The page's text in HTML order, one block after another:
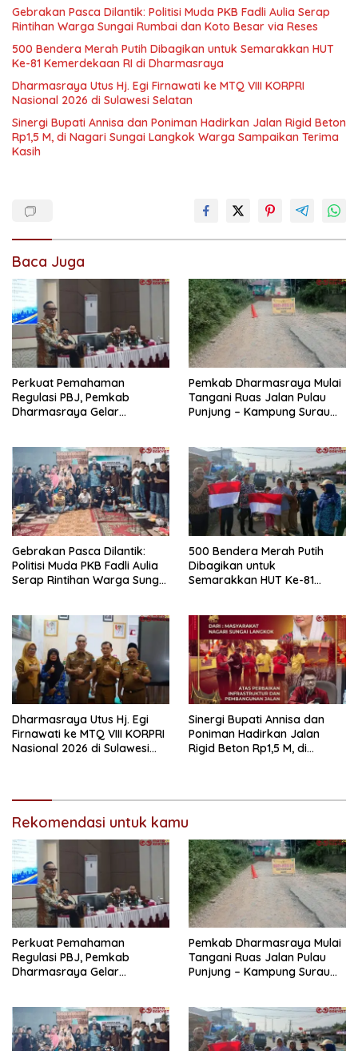
Gebrakan Pasca Dilantik: Politisi Muda PKB Fadli Aulia Serap
Rintihan Warga Sungai Rumbai dan Koto Besar via Reses
500 Bendera Merah Putih Dibagikan untuk Semarakkan HUT
Ke-81 Kemerdekaan RI di Dharmasraya
Dharmasraya Utus Hj. Egi Firnawati ke MTQ VIII KORPRI
Nasional 2026 di Sulawesi Selatan
Sinergi Bupati Annisa dan Poniman Hadirkan Jalan Rigid Beton
Rp1,5 M, di Nagari Sungai Langkok Warga Sampaikan Terima
Kasih
Baca Juga
Perkuat Pemahaman
Regulasi PBJ, Pemkab
Dharmasraya Gelar
Barang dan Jasa
Pemkab Dharmasraya Mulai
Tangani Ruas Jalan Pulau
Punjung – Kampung Surau
Gebrakan Pasca Dilantik:
Politisi Muda PKB Fadli Aulia
Serap Rintihan Warga Sungai
500 Bendera Merah Putih
Dibagikan untuk
Semarakkan HUT Ke-81
Dharmasraya Utus Hj. Egi
Firnawati ke MTQ VIII KORPRI
Nasional 2026 di Sulawesi
Sinergi Bupati Annisa dan
Poniman Hadirkan Jalan
Rigid Beton Rp1,5 M, di
Rekomendasi untuk kamu
Perkuat Pemahaman
Regulasi PBJ, Pemkab
Dharmasraya Gelar
Barang dan Jasa
Pemkab Dharmasraya Mulai
Tangani Ruas Jalan Pulau
Punjung – Kampung Surau